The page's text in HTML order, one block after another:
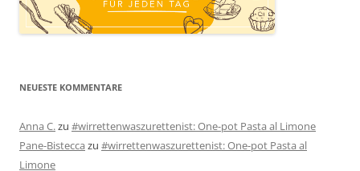
NEUESTE KOMMENTARE
Anna C.zu #wirrettenwaszurettenist: One-pot Pasta al Limone
Pane-Bistecca zu #wirrettenwaszurettenist: One-pot Pasta al
Limone